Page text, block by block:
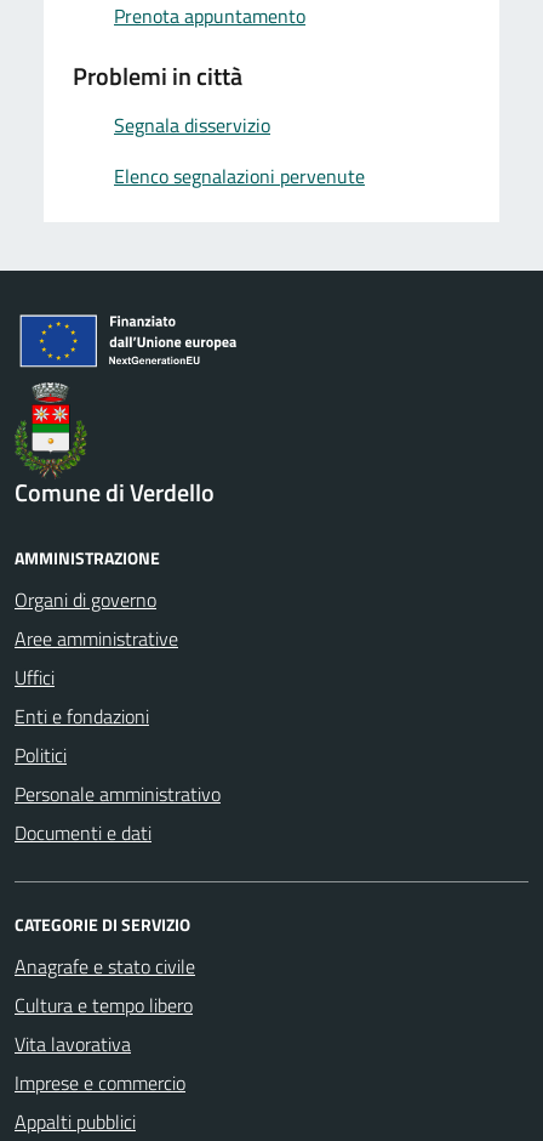
Prenota appuntamento
Problemi in città
Segnala disservizio
Elenco segnalazioni pervenute
Comune di Verdello
AMMINISTRAZIONE
Organi di governo
Aree amministrative
Uffici
Enti e fondazioni
Politici
Personale amministrativo
Documenti e dati
CATEGORIE DI SERVIZIO
Anagrafe e stato civile
Cultura e tempo libero
Vita lavorativa
Imprese e commercio
Appalti pubblici